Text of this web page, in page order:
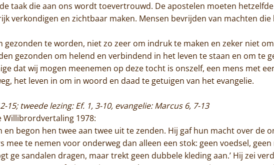
taak die aan ons wordt toevertrouwd. De apostelen moeten
verkondigen en zichtbaar maken. Mensen bevrijden van machten
gezonden te worden, niet zo zeer om indruk te maken en zeker niet
gezonden om helend en verbindend in het leven te staan en om te
dat wij mogen meenemen op deze tocht is onszelf, een mens met
het leven in om in woord en daad te getuigen van het evangelie.
15; tweede lezing: Ef. 1, 3-10, evangelie: Marcus 6, 7-13
Willibrordvertaling 1978:
en begon hen twee aan twee uit te zenden. Hij gaf hun macht over de
mee te nemen voor onderweg dan alleen een stok: geen voedsel,
ge sandalen dragen, maar trekt geen dubbele kleding aan.’ Hij zei